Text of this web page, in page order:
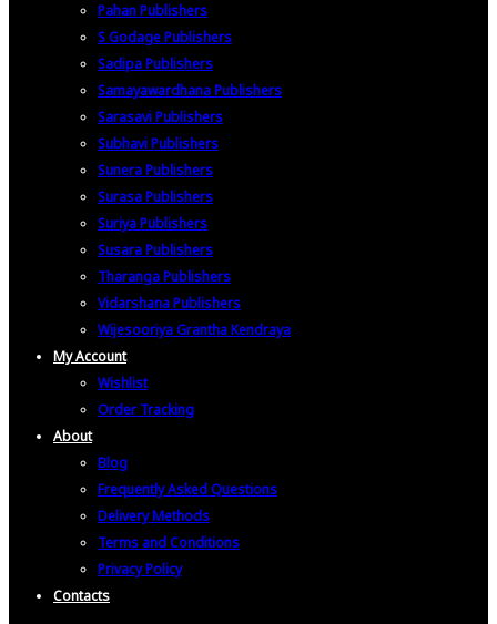
Pahan Publishers
S Godage Publishers
Sadipa Publishers
Samayawardhana Publishers
Sarasavi Publishers
Subhavi Publishers
Sunera Publishers
Surasa Publishers
Suriya Publishers
Susara Publishers
Tharanga Publishers
Vidarshana Publishers
Wijesooriya Grantha Kendraya
My Account
Wishlist
Order Tracking
About
Blog
Frequently Asked Questions
Delivery Methods
Terms and Conditions
Privacy Policy
Contacts